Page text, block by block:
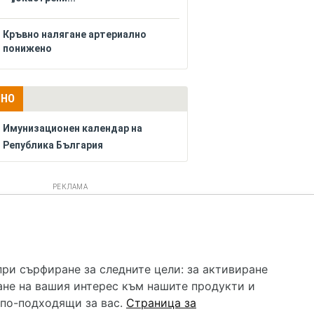
Кръвно налягане артериално
понижено
Имунизационен календар на
Република България
РЕКЛАМА
все че се полагат всички усилия за обновяване и
и самолечението могат да бъдат опасни за
помощ!
сърфиране за следните цели: за активиране
на вашия интерес към нашите продукти и
подходящи за вас. Страница за